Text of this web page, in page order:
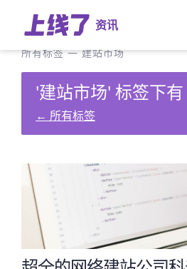
资讯
所有标签—建站市场
'建站市场' 标签下
← 所有标签